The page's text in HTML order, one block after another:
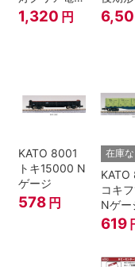
色
1,320 円
トレイ
機
KATO 8001
トキ15000 N
ゲージ
578 円
在庫な
コキ
Nゲー
619